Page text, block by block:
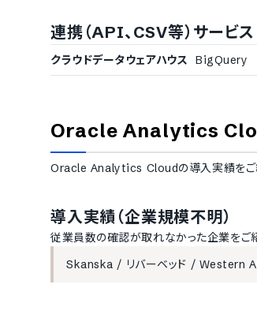
PDF対応
メール連携機能
連携（API、CSV等）サービス
クラウドデータウェアハウス BigQuery
Oracle Analytics
Oracle Analytics Cloudの導入実績をご
導入実績（企業規模不明）
従業員数の確認が取れなかった企業をご
Skanska / リバーベッド / Western